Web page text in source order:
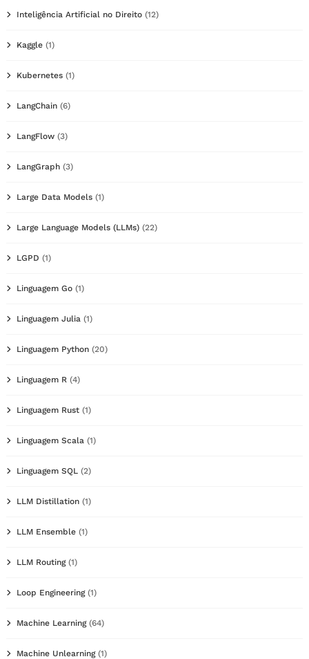
Inteligência Artificial no Direito (12)
Kaggle (1)
Kubernetes (1)
LangChain (6)
LangFlow (3)
LangGraph (3)
Large Data Models (1)
Large Language Models (LLMs) (22)
LGPD (1)
Linguagem Go (1)
Linguagem Julia (1)
Linguagem Python (20)
Linguagem R (4)
Linguagem Rust (1)
Linguagem Scala (1)
Linguagem SQL (2)
LLM Distillation (1)
LLM Ensemble (1)
LLM Routing(1)
Loop Engineering(1)
Machine Learning(64)
Machine Unlearning(1)